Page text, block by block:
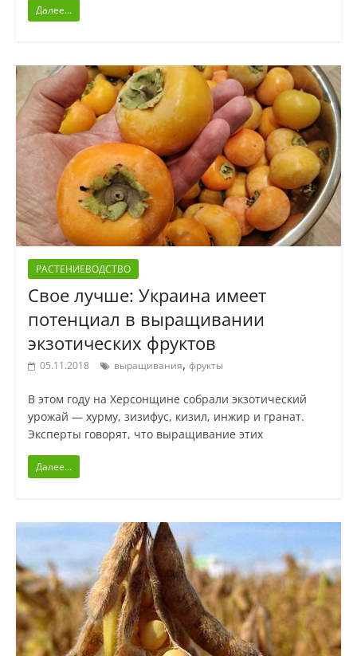
Далее...
РАСТЕНИЕВОДСТВО
Свое лучше: Украина имеет
потенциал в выращивании
экзотических фруктов
05.11.2018 выращивания, фрукты
В этом году на Херсонщине собрали экзотический
урожай — хурму, зизифус, кизил, инжир и гранат.
Эксперты говорят, что выращивание этих
Далее...